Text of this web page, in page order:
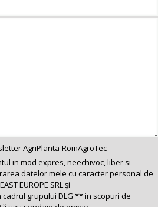
AgriPlanta-RomAgroTec
in mod expres, neechivoc, liber si
datelor mele cu caracter personal de
EUROPE SRL şi
grupului DLG ** in scopuri de